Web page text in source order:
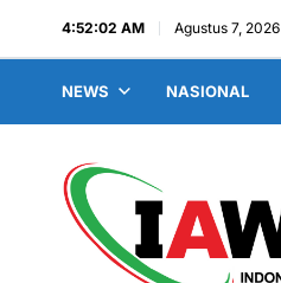
4:52:03 AM Agustus 7, 2026
NEWS NASIONAL